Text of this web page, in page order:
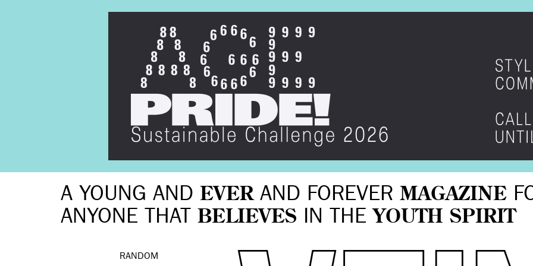
A YOUNG AND EVERAND FOREVER MAGAZINE
ANYONE THAT BELIEVES IN THE YOUTH SPIRIT
RANDOM